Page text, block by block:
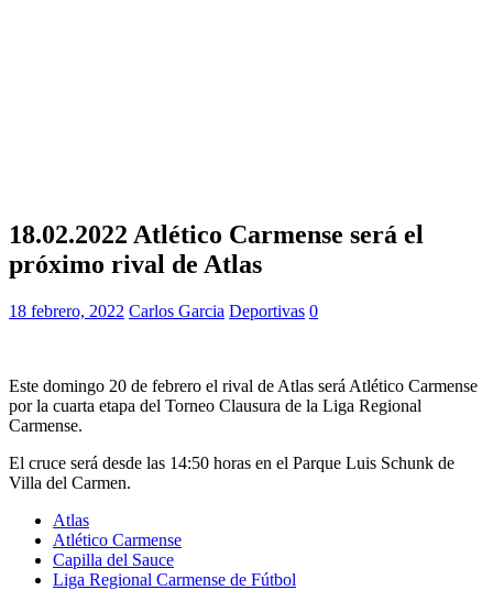
18.02.2022 Atlético Carmense será el
próximo rival de Atlas
18 febrero, 2022 Carlos Garcia Deportivas 0
Este domingo 20 de febrero el rival de Atlas será Atlético Carmense
por la cuarta etapa del Torneo Clausura de la Liga Regional
Carmense.
El cruce será desde las 14:50 horas en el Parque Luis Schunk de
Villa del Carmen.
Atlas
Atlético Carmense
Capilla del Sauce
Liga Regional Carmense de Fútbol